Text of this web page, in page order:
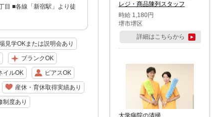
■各線「新宿駅」より徒
見学OKまたは説明会あり
ブランクOK
イルOK ピアスOK
産休・育休取得実績あり
制度あり
レジ・商品陳列スタッフ
時給 1,180円
堺市堺区
詳細はこちらから
大学病院の清掃